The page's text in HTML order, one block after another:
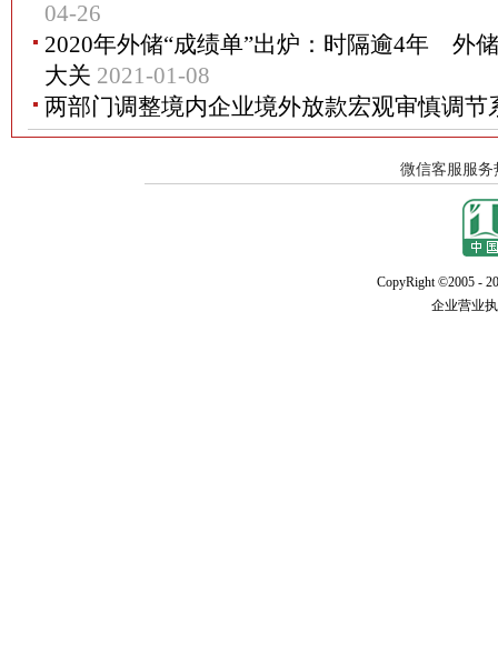
04-26
2020年外储“成绩单”出炉：时隔逾4年 外
大关 2021-01-08
两部门调整境内企业境外放款宏观审慎调节
CopyRight ©2005 -
企业营业